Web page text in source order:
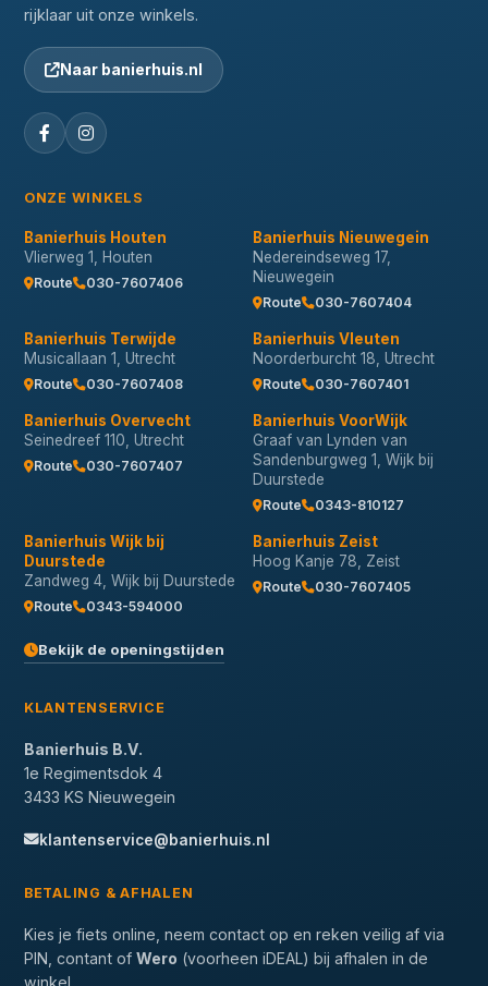
rijklaar uit onze winkels.
Naar banierhuis.nl
ONZE WINKELS
Banierhuis Houten
Vlierweg 1, Houten
Route 030-7607406
Banierhuis Nieuwegein
Nedereindseweg 17,
Nieuwegein
Route 030-7607404
Banierhuis Terwijde
Musicallaan 1, Utrecht
Route 030-7607408
Banierhuis Vleuten
Noorderburcht 18, Utrecht
Route 030-7607401
Banierhuis Overvecht
Seinedreef 110, Utrecht
Route 030-7607407
Banierhuis VoorWijk
Graaf van Lynden van
Sandenburgweg 1, Wijk bij
Duurstede
Route 0343-810127
Banierhuis Wijk bij
Duurstede
Zandweg 4, Wijk bij Duurstede
Route 0343-594000
Banierhuis Zeist
Hoog Kanje 78, Zeist
Route 030-7607405
Bekijk de openingstijden
KLANTENSERVICE
Banierhuis B.V.
1e Regimentsdok 4
3433 KS Nieuwegein
klantenservice@banierhuis.nl
BETALING & AFHALEN
Kies je fiets online, neem contact op en reken veilig af via
PIN, contant of Wero (voorheen iDEAL) bij afhalen in de
winkel.